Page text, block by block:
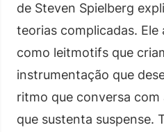
de Steven Spielberg
teorias complicadas. Ele
como leitmotifs que
instrumentação que
ritmo que conversa com
que sustenta suspense.